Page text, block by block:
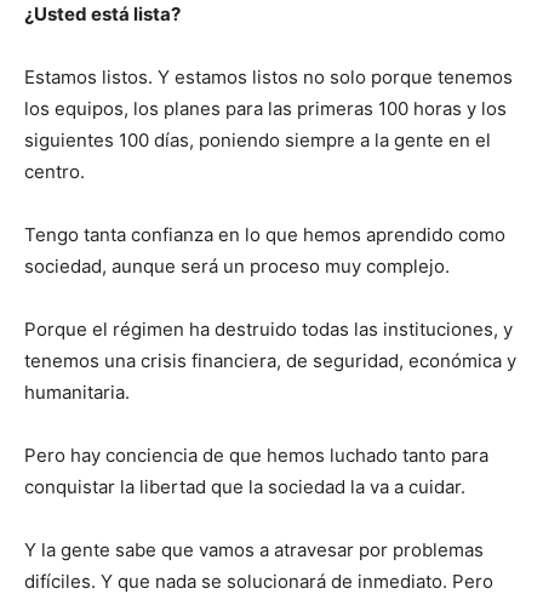
¿Usted está lista?
Estamos listos. Y estamos listos no solo porque tenemos
los equipos, los planes para las primeras 100 horas y los
siguientes 100 días, poniendo siempre a la gente en el
centro.
Tengo tanta confianza en lo que hemos aprendido como
sociedad, aunque será un proceso muy complejo.
Porque el régimen ha destruido todas las instituciones, y
tenemos una crisis financiera, de seguridad, económica y
humanitaria.
Pero hay conciencia de que hemos luchado tanto para
conquistar la libertad que la sociedad la va a cuidar.
Y la gente sabe que vamos a atravesar por problemas
difíciles. Y que nada se solucionará de inmediato. Pero